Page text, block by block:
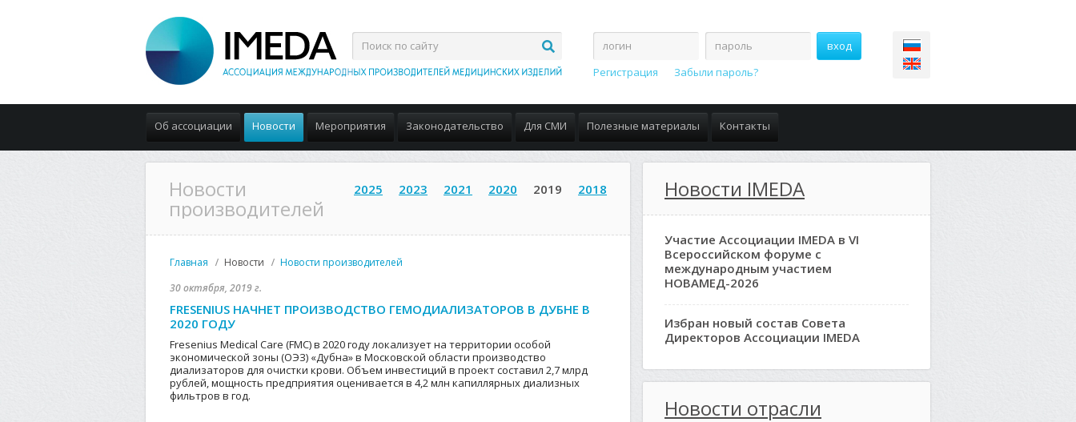
Регистрация Забыли пароль?
Об ассоциации Новости Мероприятия Законодательство Для СМИ Полезные материалы Контакты
2025 2023 2021 2020 2019 2018
Новости
производителей
Главная Новости
Новости производителей
30 октября, 2019 г.
FRESENIUS НАЧНЕТ ПРОИЗВОДСТВО ГЕМОДИАЛИЗАТОРОВ В ДУБНЕ В
2020 ГОДУ
Fresenius Medical Care (FMC) в 2020 году локализует на территории особой
экономической зоны (ОЭЗ) «Дубна» в Московской области производство
диализаторов для очистки крови. Объем инвестиций в проект составил 2,7 млрд
рублей, мощность предприятия оценивается в 4,2 млн капиллярных диализных
фильтров в год.
Новости IMEDA
Участие Ассоциации IMEDA в VI
Всероссийском форуме с
международным участием
НОВАМЕД-2026
Избран новый состав Совета
Директоров Ассоциации IMEDA
Новости отрасли